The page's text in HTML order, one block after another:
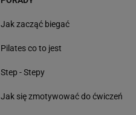
Jak zacząć biegać
Pilates co to jest
Step - Stepy
Jak się zmotywować do ćwiczeń